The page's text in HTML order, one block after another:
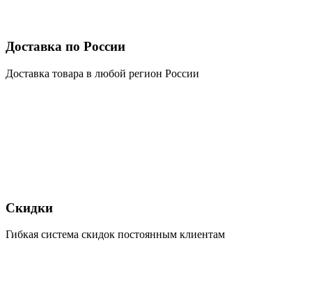
Доставка по России
Доставка товара в любой регион России
Скидки
Гибкая система скидок постоянным клиентам